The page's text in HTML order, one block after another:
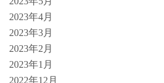
2023年4月
2023年3月
2023年2月
2023年1月
2022年12月